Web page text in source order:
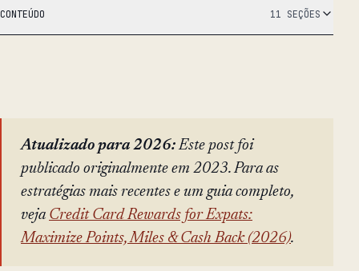
CONTEÚDO 11 SEÇÕES
Atualizado para 2026:Este post foi
publicado originalmente em 2023. Para as
estratégias mais recentes e um guia completo,
veja Credit Card Rewards for Expats:
Maximize Points, Miles & Cash Back (2026).